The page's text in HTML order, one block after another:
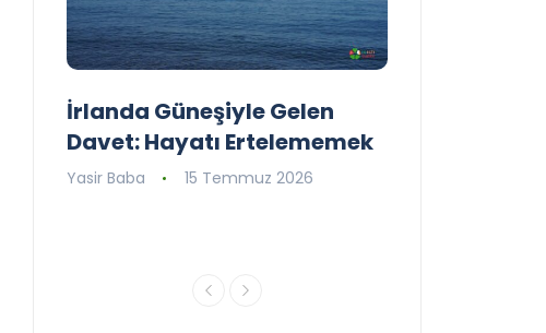
İrlanda Güneşiyle Gelen
Davet: Hayatı Ertelememek
Yasir Baba 15 Temmuz 2026